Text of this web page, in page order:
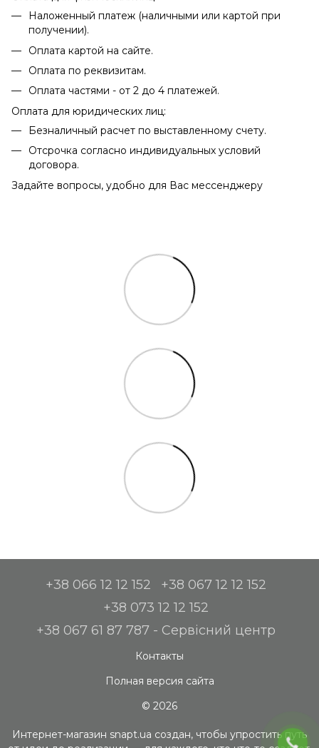
Наложенный платеж (наличными или картой при
получении).
Оплата картой на сайте.
Оплата по реквизитам.
Оплата частями - от 2 до 4 платежей.
Оплата для юридических лиц:
Безналичный расчет по выставленному счету.
Отсрочка согласно индивидуальных условий
договора.
Задайте вопросы, удобно для Вас мессенджеру
+38 066 12 12 152
+38 067 12 12 152
+38 073 12 12 152
+38 067 61 87 787 - Сервісний центр
Контакты
Полная версия сайта
© 2026
Интернет-магазин snapt.ua создан, чтобы упростить путь